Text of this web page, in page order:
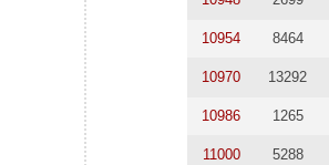
10954 8464
10970 13292
10986 1265
11000 5288